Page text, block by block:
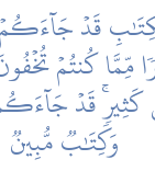
قَدۡ جَآءَكُمۡ
مِّمَّا كُنتُمۡ
كَثِيرٖۚ قَدۡ
وَكِتَٰبٞ مُّبِينٞ